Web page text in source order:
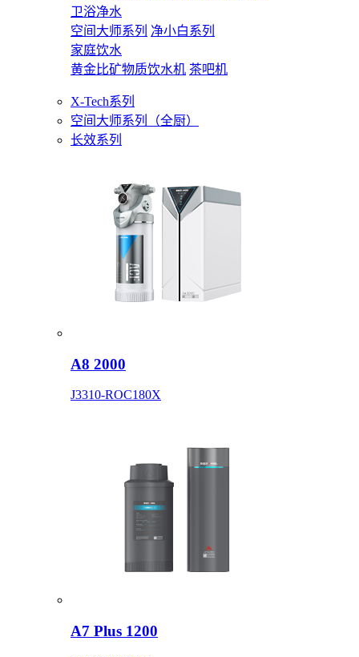
卫浴净水
空间大师系列 净小白系列
家庭饮水
黄金比矿物质饮水机 茶吧机
X-Tech系列
空间大师系列（全厨）
长效系列
A8 2000
J3310-ROC180X
A7 Plus 1200